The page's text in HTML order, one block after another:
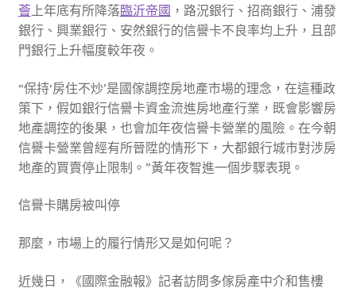
薈上年底有所降落臨沂帝國 ，路況銀行、招商銀行、浦發
銀行、興業銀行、安然銀行的信譽卡不良率均上升，且部
門銀行上升幅度較年夜。
“保持‘房住不炒’是國傢調控房地產市場的理念，在這種政
策下，假如銀行信譽卡資金流進房地產行業，既會影響房
地產調控的後果，也會加年夜信譽卡營業的風險。在今朝
信譽卡營業曾經有所晉陞的情形下，大都銀行城市對涉房
地產的買賣停止限制。”黃年夜智進一個步驟表現。
信譽卡購房被叫停
那麼，市場上的履行情形又是如何呢？
近幾日，《國際金融報》記者訪問多傢房產中介和售樓